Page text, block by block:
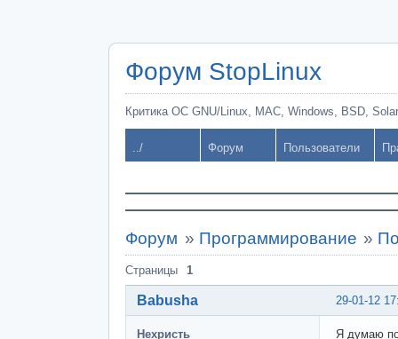
Форум StopLinux
Критика ОС GNU/Linux, MAC, Windows, BSD,
../ Форум Пользователи
Форум » Программирование »
Страницы 1
29-01-12
Babusha
Нехристь
Я думаю